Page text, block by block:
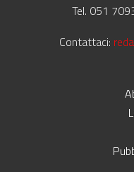
Tel. 051
Contattaci: